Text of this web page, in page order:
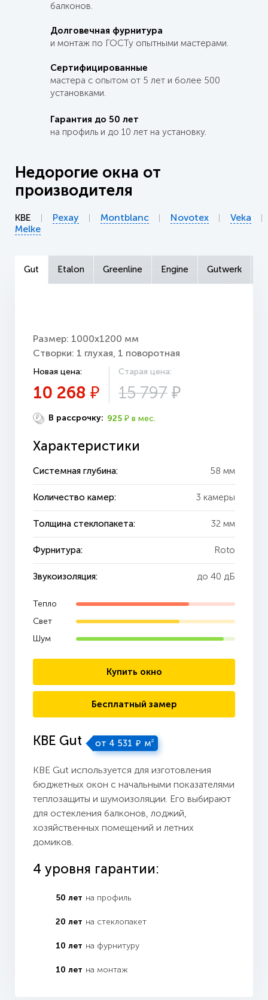
балконов.
Долговечная фурнитура
и монтаж по ГОСТу опытными мастерами.
Сертифицированные
мастера с опытом от 5 лет и более 500
установками.
Гарантия до 50 лет
на профиль и до 10 лет на установку.
Недорогие окна от
производителя
KBE Рехау Montblanc Novotex
Veka
Melke
Gut Etalon Greenline Engine Gutwerk
Размер: 1000х1200 мм
Створки: 1 глухая, 1 поворотная
Новая цена:
10 268 ₽
Старая цена:
15 797 ₽
₽ В рассрочку: 925 ₽ в мес.
Характеристики
Системная глубина: 58 мм
Количество камер: 3 камеры
Толщина стеклопакета: 32 мм
Фурнитура: Roto
Звукоизоляция: до 40 дБ
Тепло
Свет
Шум
Купить окно
Бесплатный замер
KBE Gut от 4 531 ₽ м2
KBE Gut используется для изготовления
бюджетных окон с начальными показателями
теплозащиты и шумоизоляции. Его выбирают
для остекления балконов, лоджий,
хозяйственных помещений и летних
домиков.
4 уровня гарантии:
50 лет на профиль
20 лет на стеклопакет
10 лет на фурнитуру
10 лет на монтаж